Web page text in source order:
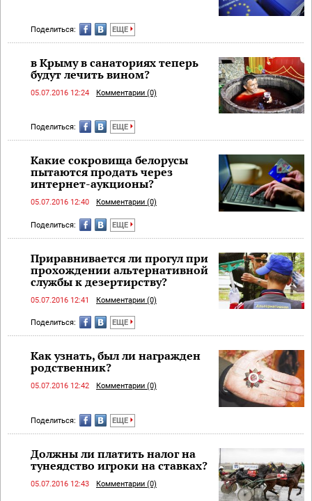
Поделиться: ЕЩЕ
в Крыму в санаториях теперь
будут лечить вином?
05.07.2016 12:24 Комментарии (0)
Поделиться: ЕЩЕ
Какие сокровища белорусы
пытаются продать через
интернет-аукционы?
05.07.2016 12:40 Комментарии (0)
Поделиться: ЕЩЕ
Приравнивается ли прогул при
прохождении альтернативной
службы к дезертирству?
05.07.2016 12:41 Комментарии (0)
Поделиться: ЕЩЕ
Как узнать, был ли награжден
родственник?
05.07.2016 12:42 Комментарии (0)
Поделиться: ЕЩЕ
Должны ли платить налог на
тунеядство игроки на ставках?
05.07.2016 12:43 Комментарии (0)